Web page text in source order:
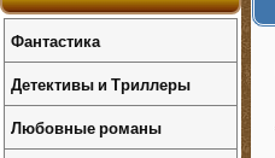
Фантастика
Детективы и Триллеры
Любовные романы